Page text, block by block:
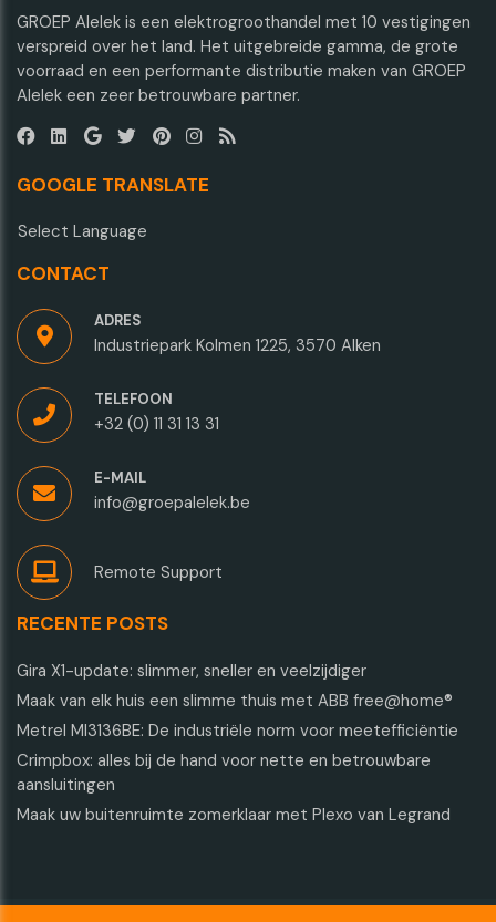
GROEP Alelek is een elektrogroothandel met 10 vestigingen
verspreid over het land. Het uitgebreide gamma, de grote
voorraad en een performante distributie maken van GROEP
Alelek een zeer betrouwbare partner.
GOOGLE TRANSLATE
Select Language
CONTACT
ADRES
Industriepark Kolmen 1225, 3570 Alken
TELEFOON
+32 (0) 11 31 13 31
E-MAIL
info@groepalelek.be
Remote Support
RECENTE POSTS
Gira X1-update: slimmer, sneller en veelzijdiger
Maak van elk huis een slimme thuis met ABB free@home®
Metrel MI3136BE: De industriële norm voor meetefficiëntie
Crimpbox: alles bij de hand voor nette en betrouwbare
aansluitingen
Maak uw buitenruimte zomerklaar met Plexo van Legrand